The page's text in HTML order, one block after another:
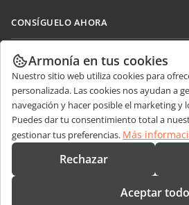
CONSÍGUELO AHORA
Docs
DocSpace
Workspace
Conectores
Aplicaciones de escritorio
Aplicaciones móviles
COLABORAR
Para colaboradores
Para traductores
Para influencers
Vacantes
RECIBIR NOTICIAS
Blog
OBTENER AYUDA
Foro
CONTÁCTENOS
Preguntas de ventas
sales@onlyoffice.com
Armonía en tus cookies
Nuestro sitio web utiliza cookies para
personalizada. Las cookies nos ayudan a
navegación y hacer posible el marketing y
Puedes dar tu consentimiento total a
gestionar tus preferencias. Más
Rechazar
Aceptar todo